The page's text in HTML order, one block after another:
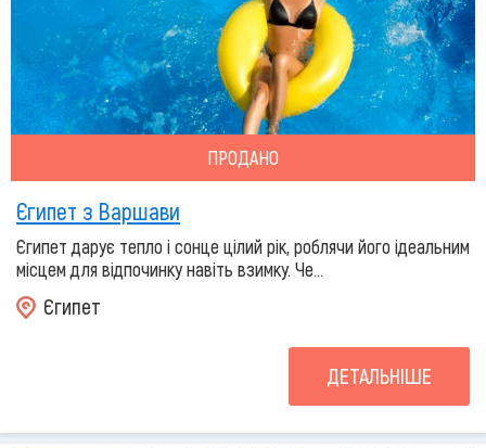
ПРОДАНО
Єгипет з Варшави
Єгипет дарує тепло і сонце цілий рік, роблячи його ідеальним
місцем для відпочинку навіть взимку. Че...
Єгипет
ДЕТАЛЬНІШЕ